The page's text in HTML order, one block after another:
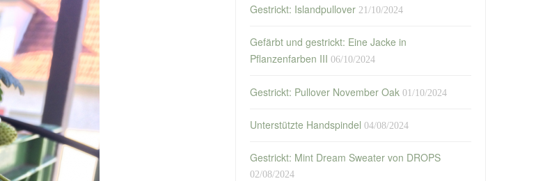
Gestrickt: Islandpullover 21/10/2024
Gefärbt und gestrickt: Eine Jacke in
Pflanzenfarben III 06/10/2024
Gestrickt: Pullover November Oak 01/10/2024
Unterstützte Handspindel 04/08/2024
Gestrickt: Mint Dream Sweater von DROPS
02/08/2024